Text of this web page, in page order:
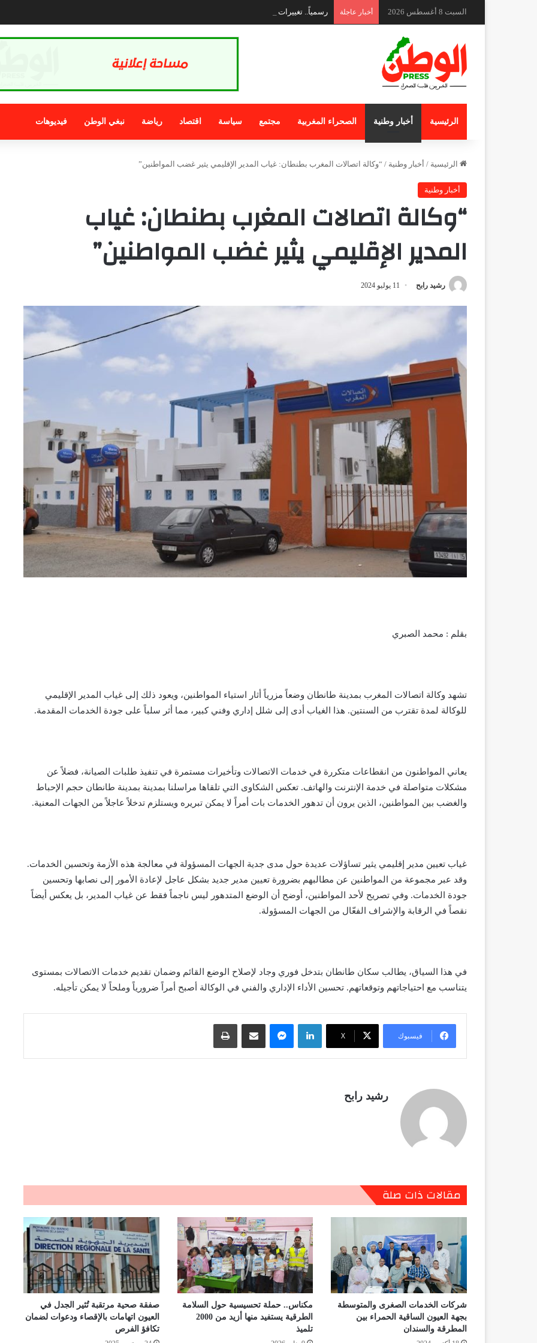
السبت 8 أغسطس 2026 أخبار عاجلة رسمياً.. تغييرات جديدة في لوحات ترقيم السيارات بالمغرب تدخل حيز التنظيم
الرئيسية أخبار وطنية الصحراء المغربية مجتمع سياسة اقتصاد رياضة نبغي الوطن فيديوهات
الرئيسية / أخبار وطنية / “وكالة اتصالات المغرب بطنطان: غياب المدير الإقليمي يثير غضب المواطنين”
أخبار وطنية
“وكالة اتصالات المغرب بطنطان: غياب
المدير الإقليمي يثير غضب المواطنين”
رشيد رابح 11 يوليو 2024
بقلم : محمد الصبري
تشهد وكالة اتصالات المغرب بمدينة طانطان وضعاً مزرياً أثار استياء المواطنين، ويعود ذلك إلى غياب المدير الإقليمي
للوكالة لمدة تقترب من السنتين. هذا الغياب أدى إلى شلل إداري وفني كبير، مما أثر سلباً على جودة الخدمات المقدمة.
يعاني المواطنون من انقطاعات متكررة في خدمات الاتصالات وتأخيرات مستمرة في تنفيذ طلبات الصيانة، فضلاً عن
مشكلات متواصلة في خدمة الإنترنت والهاتف. تعكس الشكاوى التي تلقاها مراسلنا بمدينة بمدينة طانطان حجم الإحباط
والغضب بين المواطنين، الذين يرون أن تدهور الخدمات بات أمراً لا يمكن تبريره ويستلزم تدخلاً عاجلاً من الجهات المعنية.
غياب تعيين مدير إقليمي يثير تساؤلات عديدة حول مدى جدية الجهات المسؤولة في معالجة هذه الأزمة وتحسين الخدمات.
وقد عبر مجموعة من المواطنين عن مطالبهم بضرورة تعيين مدير جديد بشكل عاجل لإعادة الأمور إلى نصابها وتحسين
جودة الخدمات. وفي تصريح لأحد المواطنين، أوضح أن الوضع المتدهور ليس ناجماً فقط عن غياب المدير، بل يعكس أيضاً
نقصاً في الرقابة والإشراف الفعّال من الجهات المسؤولة.
في هذا السياق، يطالب سكان طانطان بتدخل فوري وجاد لإصلاح الوضع القائم وضمان تقديم خدمات الاتصالات بمستوى
يتناسب مع احتياجاتهم وتوقعاتهم. تحسين الأداء الإداري والفني في الوكالة أصبح أمراً ضرورياً وملحاً لا يمكن تأجيله.
فيسبوك X
لينكدإن ماسنجر مشاركة عبر البريد طباعة
رشيد رابح
مقالات ذات صلة
شركات الخدمات الصغرى والمتوسطة
بجهة العيون الساقية الحمراء بين
المطرقة والسندان
مكناس.. حملة تحسيسية حول السلامة
الطرقية يستفيد منها أزيد من 2000
تلميذ
صفقة صحية مرتقبة تُثير الجدل في
العيون اتهامات بالإقصاء ودعوات لضمان
تكافؤ الفرص